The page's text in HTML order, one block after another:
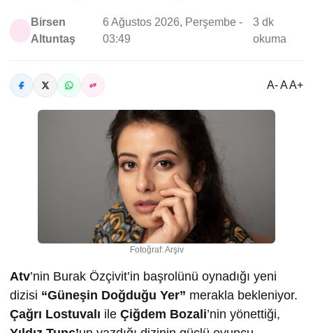
Birsen
Altuntaş
6 Ağustos 2026, Perşembe -
03:49
3 dk
okuma
A- A A+
Fotoğraf: Arşiv
Atv’nin Burak Özçivit’in başrolünü oynadığı yeni
dizisi “Güneşin Doğduğu Yer” merakla bekleniyor.
Çağrı Lostuvalı ile Çiğdem Bozali’nin yönettiği,